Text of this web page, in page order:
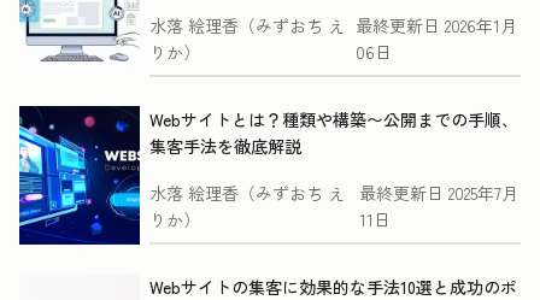
水落 絵理香（みずおち え
りか）
最終更新日 2026年1月
06日
Webサイトとは？種類や構築〜公開までの手順、
集客手法を徹底解説
水落 絵理香（みずおち え
りか）
最終更新日 2025年7月
11日
Webサイトの集客に効果的な手法10選と成功のポ